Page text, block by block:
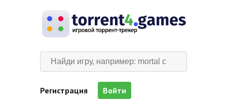
Регистрация Войти